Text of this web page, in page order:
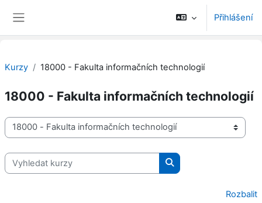
Přihlášení
Kurzy 18000 - Fakulta informačních technologií
18000 - Fakulta informačních technologií
Kategorie kurzů
Vyhledat kurzy
Vyhledat kurzy
Rozbalit